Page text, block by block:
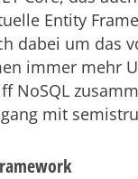
Entity
dabei um das
immer mehr
NoSQL
mit